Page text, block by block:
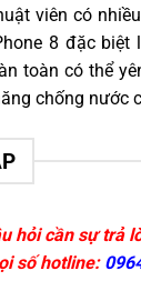
viên có
8 đặc biệt
toàn có thể
chống nước
hỏi cần sự trả
số hotline: